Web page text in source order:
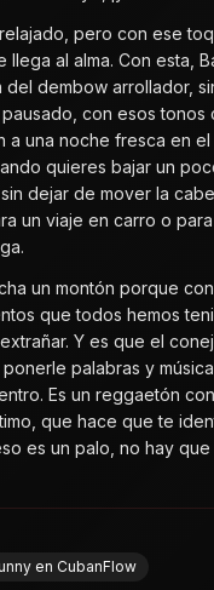
pero con ese
llega al alma. Con esta,
del dembow arrollador,
con esos tonos
a una noche fresca en el
quieres bajar un
dejar de mover la
un viaje en carro o
un montón porque
que todos hemos
Y es que el
palabras y
Es un reggaetón
que hace que te
es un palo, no hay que
en CubanFlow